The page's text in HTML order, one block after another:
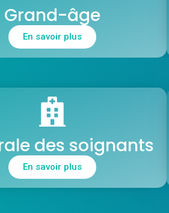
Grand-âge
En savoir plus
des soignants
En savoir plus